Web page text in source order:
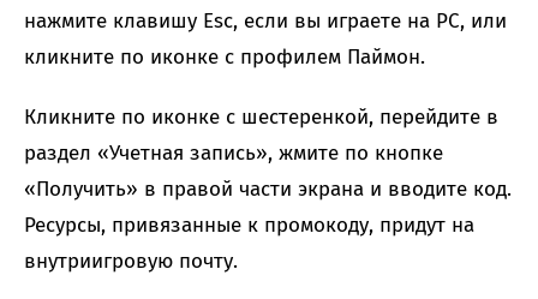
нажмите клавишу Esc, если вы играете на PC, или
кликните по иконке с профилем Паймон.
Кликните по иконке с шестеренкой, перейдите в
раздел «Учетная запись», жмите по кнопке
«Получить» в правой части экрана и вводите код.
Ресурсы, привязанные к промокоду, придут на
внутриигровую почту.